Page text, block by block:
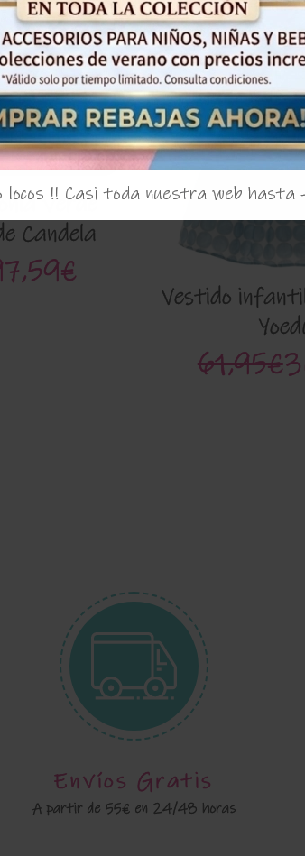
¡Oferta!
verde
Candela
52%
Vestido
61,95€
Envíos Gratis
A partir de 55€ en 24/48 horas
locos !! Casi toda nuestra web hasta